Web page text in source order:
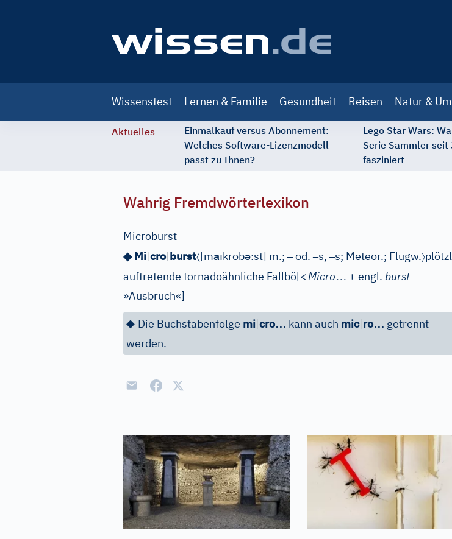
navigation
Wissenstest Lernen & Familie Gesundheit Reisen Natur &
Aktuelles
Einmalkauf versus Abonnement:
Welches Software-Lizenzmodell
passt zu Ihnen?
Lego Star Wars:
Serie Sammler seit
fasziniert
Wahrig Fremdwörterlexikon
Microburst
◆ Mi|cro|burst〈[maıkrobə:st] m.;–od.–s,–s; Meteor.; Flugw.〉
auftretende tornadoähnliche Fallbö[<Micro… + engl. burst
»Ausbruch«]
◆ Die Buchstabenfolge mi|cro… kann auch mic|ro… getrennt
werden.